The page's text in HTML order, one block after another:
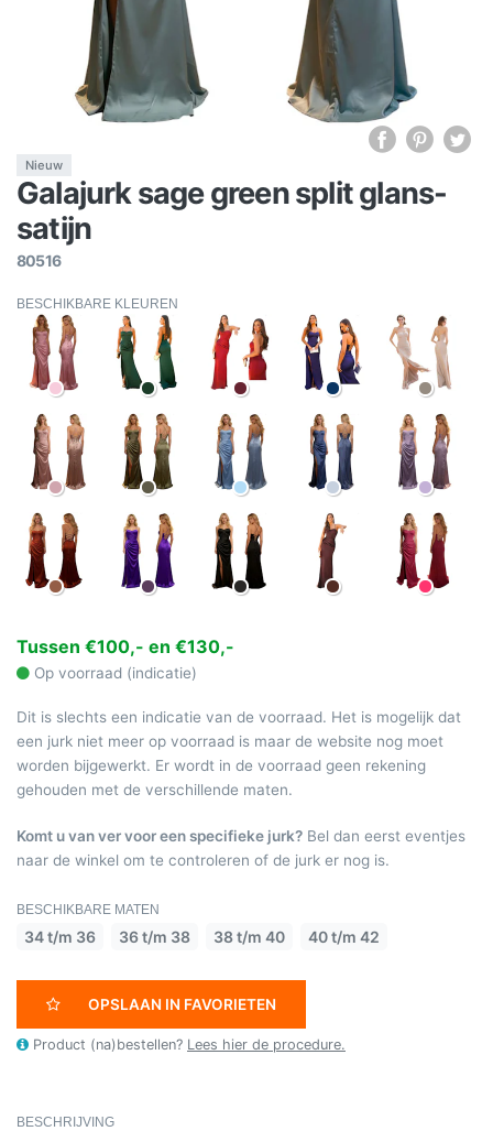
Nieuw
Galajurk sage green split glans-
satijn
80516
BESCHIKBARE KLEUREN
Tussen €100,- en €130,-
Op voorraad (indicatie)
Dit is slechts een indicatie van de voorraad. Het is mogelijk dat
een jurk niet meer op voorraad is maar de website nog moet
worden bijgewerkt. Er wordt in de voorraad geen rekening
gehouden met de verschillende maten.
Komt u van ver voor een specifieke jurk? Bel dan eerst eventjes
naar de winkel om te controleren of de jurk er nog is.
BESCHIKBARE MATEN
34 t/m 36 36 t/m 38 38 t/m 40 40 t/m 42
OPSLAAN IN FAVORIETEN
Product (na)bestellen? Lees hier de procedure.
BESCHRIJVING